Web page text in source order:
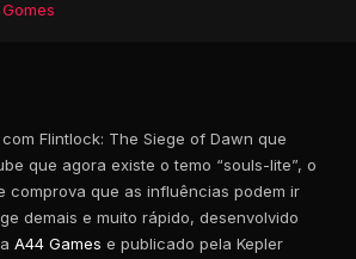
com Flintlock: The Siege of Dawn que
que agora existe o temo “souls-lite”, o
comprova que as influências podem ir
demais e muito rápido, desenvolvido
A44 Games e publicado pela Kepler